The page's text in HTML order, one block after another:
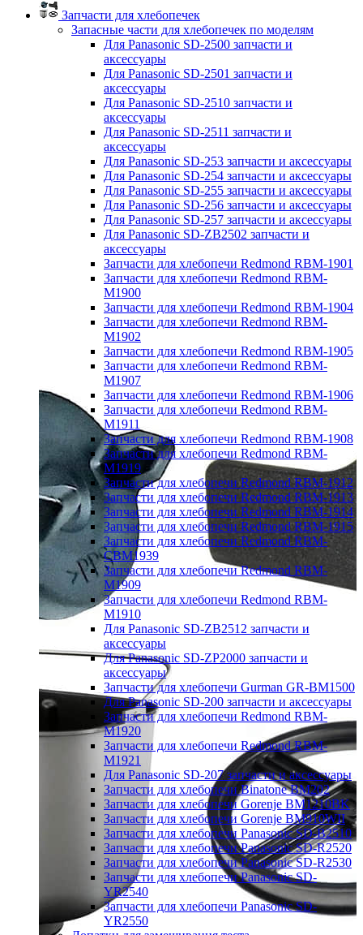
Запчасти для хлебопечек
Запасные части для хлебопечек по моделям
Для Panasonic SD-2500 запчасти и
аксессуары
Для Panasonic SD-2501 запчасти и
аксессуары
Для Panasonic SD-2510 запчасти и
аксессуары
Для Panasonic SD-2511 запчасти и
аксессуары
Для Panasonic SD-253 запчасти и аксессуары
Для Panasonic SD-254 запчасти и аксессуары
Для Panasonic SD-255 запчасти и аксессуары
Для Panasonic SD-256 запчасти и аксессуары
Для Panasonic SD-257 запчасти и аксессуары
Для Panasonic SD-ZB2502 запчасти и
аксессуары
Запчасти для хлебопечи Redmond RBM-1901
Запчасти для хлебопечи Redmond RBM-
M1900
Запчасти для хлебопечи Redmond RBM-1904
Запчасти для хлебопечи Redmond RBM-
M1902
Запчасти для хлебопечи Redmond RBM-1905
Запчасти для хлебопечи Redmond RBM-
M1907
Запчасти для хлебопечи Redmond RBM-1906
Запчасти для хлебопечи Redmond RBM-
M1911
Запчасти для хлебопечи Redmond RBM-1908
Запчасти для хлебопечи Redmond RBM-
M1919
Запчасти для хлебопечи Redmond RBM-1912
Запчасти для хлебопечи Redmond RBM-1913
Запчасти для хлебопечи Redmond RBM-1914
Запчасти для хлебопечи Redmond RBM-1915
Запчасти для хлебопечи Redmond RBM-
CBM1939
Запчасти для хлебопечи Redmond RBM-
M1909
Запчасти для хлебопечи Redmond RBM-
M1910
Для Panasonic SD-ZB2512 запчасти и
аксессуары
Для Panasonic SD-ZP2000 запчасти и
аксессуары
Запчасти для хлебопечи Gurman GR-BM1500
Для Panasonic SD-200 запчасти и аксессуары
Запчасти для хлебопечи Redmond RBM-
M1920
Запчасти для хлебопечи Redmond RBM-
M1921
Для Panasonic SD-207 запчасти и аксессуары
Запчасти для хлебопечи Binatone BM202
Запчасти для хлебопечи Gorenje BM1210BK
Запчасти для хлебопечи Gorenje BM910WII
Запчасти для хлебопечи Panasonic SD-B2510
Запчасти для хлебопечи Panasonic SD-R2520
Запчасти для хлебопечи Panasonic SD-R2530
Запчасти для хлебопечи Panasonic SD-
YR2540
Запчасти для хлебопечи Panasonic SD-
YR2550